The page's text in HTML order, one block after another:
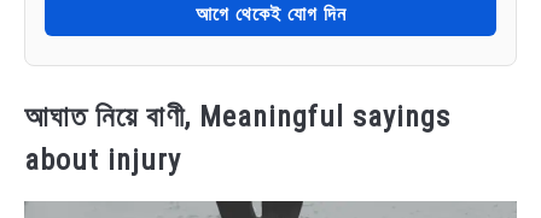
আগে থেকেই যোগ দিন
আঘাত নিয়ে বাণী, Meaningful sayings
about injury